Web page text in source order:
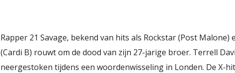
Rapper 21 Savage, bekend van hits als Rockstar (Post Malone)
(Cardi B) rouwt om de dood van zijn 27-jarige broer. Terrell
neergestoken tijdens een woordenwisseling in Londen. De X-